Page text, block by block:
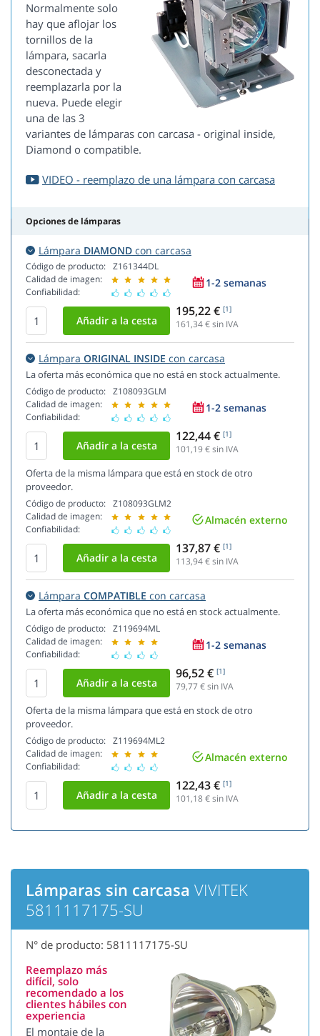
Normalmente solo
hay que aflojar los
tornillos de la
lámpara, sacarla
desconectada y
reemplazarla por la
nueva. Puede elegir
una de las 3
variantes de lámparas con carcasa - original inside,
Diamond o compatible.
VIDEO - reemplazo de una lámpara con carcasa
Opciones de lámparas
Lámpara DIAMOND con carcasa
Código de producto:
Calidad de imagen:
Confiabilidad:
Z161344DL
1-2 semanas
195,22 € [1]
161,34€ sin IVA
Lámpara ORIGINAL INSIDE con carcasa
La oferta más económica que no está en stock actualmente.
Código de producto:
Calidad de imagen:
Confiabilidad:
Z108093GLM
1-2 semanas
122,44 € [1]
101,19€ sin IVA
Oferta de la misma lámpara que está en stock de otro
proveedor.
Código de producto:
Calidad de imagen:
Confiabilidad:
Z108093GLM2
Almacén externo
137,87 € [1]
113,94€ sin IVA
Lámpara COMPATIBLE con carcasa
La oferta más económica que no está en stock actualmente.
Código de producto:
Calidad de imagen:
Confiabilidad:
Z119694ML
1-2 semanas
96,52 € [1]
79,77 € sin IVA
Oferta de la misma lámpara que está en stock de otro
proveedor.
Código de producto:
Calidad de imagen:
Confiabilidad:
Z119694ML2
Almacén externo
122,43 € [1]
101,18€ sin IVA
Lámparas sin carcasa VIVITEK
5811117175-SU
N° de producto: 5811117175-SU
Reemplazo más
difícil, solo
recomendado a los
clientes hábiles con
experiencia
El montaje de la